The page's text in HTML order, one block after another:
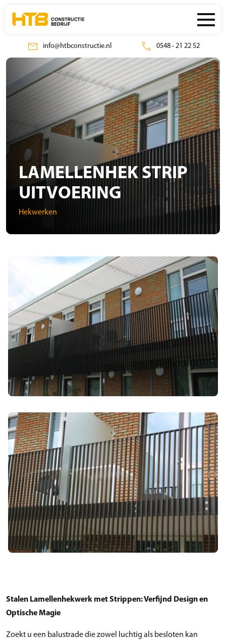
mail info@htbconstructie.nl call 0548 - 21 22 52
LAMELLENHEK STRIP
UITVOERING
Hekwerken
Stalen Lamellenhekwerk met Strippen: Verfijnd Design en
Optische Magie
Zoekt u een balustrade die zowel luchtig als besloten kan